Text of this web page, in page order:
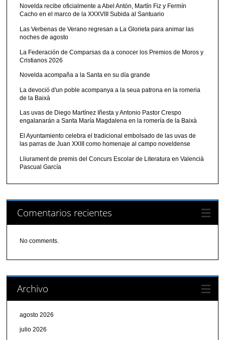
Novelda recibe oficialmente a Abel Antón, Martín Fiz y Fermín
Cacho en el marco de la XXXVIII Subida al Santuario
Las Verbenas de Verano regresan a La Glorieta para animar las
noches de agosto
La Federación de Comparsas da a conocer los Premios de Moros y
Cristianos 2026
Novelda acompaña a la Santa en su día grande
La devoció d'un poble acompanya a la seua patrona en la romeria
de la Baixà
Las uvas de Diego Martínez Iñesta y Antonio Pastor Crespo
engalanarán a Santa María Magdalena en la romería de la Baixà
El Ayuntamiento celebra el tradicional embolsado de las uvas de
las parras de Juan XXIII como homenaje al campo noveldense
Lliurament de premis del Concurs Escolar de Literatura en Valencià
Pascual García
Comentarios recientes
No comments.
Archivo
agosto 2026
julio 2026